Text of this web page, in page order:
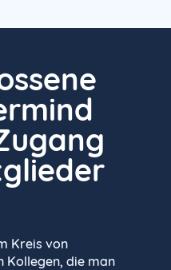
Kreis von
Kollegen, die man